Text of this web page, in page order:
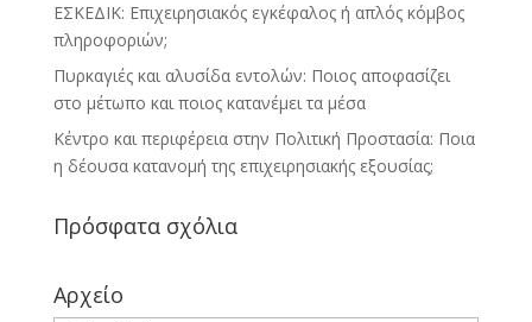
ΕΣΚΕΔΙΚ: Επιχειρησιακός εγκέφαλος ή απλός κόμβος
πληροφοριών;
Πυρκαγιές και αλυσίδα εντολών: Ποιος αποφασίζει
στο μέτωπο και ποιος κατανέμει τα μέσα
Κέντρο και περιφέρεια στην Πολιτική Προστασία: Ποια
η δέουσα κατανομή της επιχειρησιακής εξουσίας;
Πρόσφατα σχόλια
Αρχείο